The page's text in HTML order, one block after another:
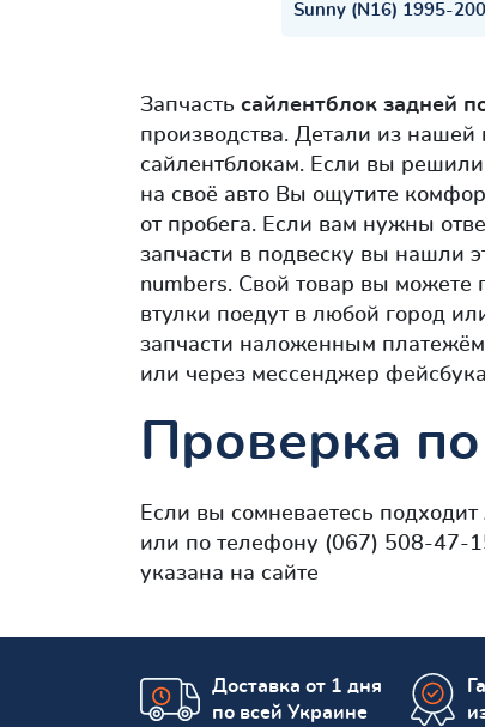
Sunny (N16) 1995-
Запчасть сайлентблок задней
производства. Детали из
сайлентблокам. Если вы
на своё авто Вы ощутите
от пробега. Если вам нужны
запчасти в подвеску вы нашли
numbers. Свой товар вы можете
втулки поедут в любой город
запчасти наложенным
или через мессенджер
Проверка
Если вы сомневаетесь подходит
или по телефону (067) 508-47-
указана на сайте
Доставка от 1 дня
по всей Украине